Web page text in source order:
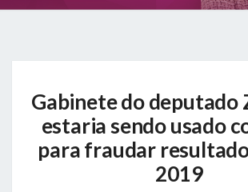
do
deputado
Zé
Inácio
estaria
Gabinete do deputado
estaria sendo usado
para fraudar
2019